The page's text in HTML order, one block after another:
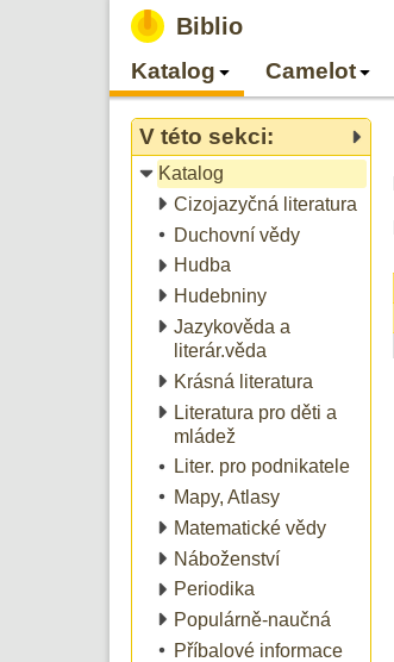
Biblio
Katalog Camelot
V této sekci:
Katalog
Cizojazyčná literatura
Duchovní vědy
Hudba
Hudebniny
Jazykověda a
literár.věda
Krásná literatura
Literatura pro děti a
mládež
Liter. pro podnikatele
Mapy, Atlasy
Matematické vědy
Náboženství
Periodika
Populárně-naučná
Příbalové informace